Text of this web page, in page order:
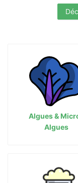
Algues &
Algues